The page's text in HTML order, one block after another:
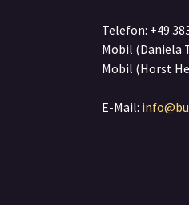
Telefon: +49
Mobil (Daniela
Mobil (Horst
E-Mail: